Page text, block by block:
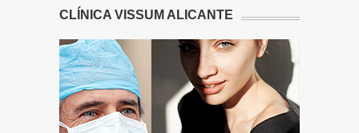
CLÍNICA VISSUM ALICANTE